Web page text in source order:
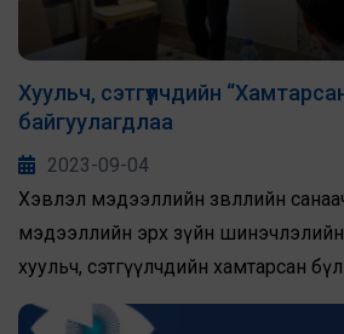
Хуульч, сэтгүүлчдийн
байгуулагдлаа
2023-09-04
Хэвлэл мэдээллийн зөвлөлийн
мэдээллийн эрх зүйн
хуульч, сэтгүүлчдийн хамтарсан